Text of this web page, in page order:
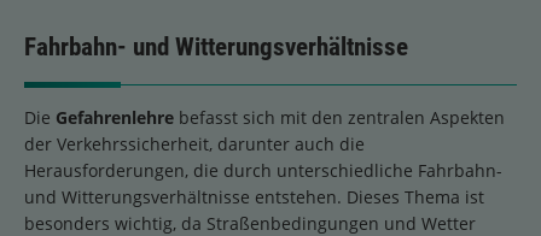
Fahrbahn- und Witterungsverhältnisse
Die Gefahrenlehre befasst sich mit den zentralen Aspekten
der Verkehrssicherheit, darunter auch die
Herausforderungen, die durch unterschiedliche Fahrbahn-
und Witterungsverhältnisse entstehen. Dieses Thema ist
besonders wichtig, da Straßenbedingungen und Wetter